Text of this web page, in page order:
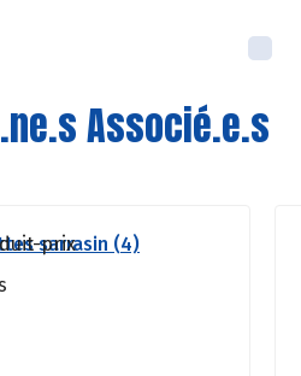
Associé.e.s